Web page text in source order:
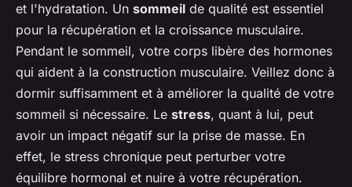
et l'hydratation. Un sommeil de qualité est essentiel
pour la récupération et la croissance musculaire.
Pendant le sommeil, votre corps libère des hormones
qui aident à la construction musculaire. Veillez donc à
dormir suffisamment et à améliorer la qualité de votre
sommeil si nécessaire. Le stress, quant à lui, peut
avoir un impact négatif sur la prise de masse. En
effet, le stress chronique peut perturber votre
équilibre hormonal et nuire à votre récupération.